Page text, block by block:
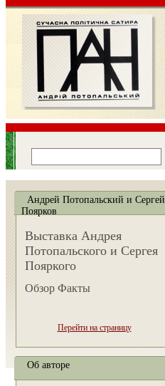
Андрей Потопальский и Сергей
Поярков
Выставка Андрея
Потопальского и Сергея
Пояркого
Обзор Факты
Перейти на страницу
Об авторе